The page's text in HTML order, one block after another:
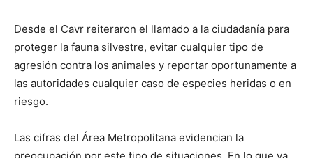
Desde el Cavr reiteraron el llamado a la ciudadanía para
proteger la fauna silvestre, evitar cualquier tipo de
agresión contra los animales y reportar oportunamente a
las autoridades cualquier caso de especies heridas o en
riesgo.
Las cifras del Área Metropolitana evidencian la